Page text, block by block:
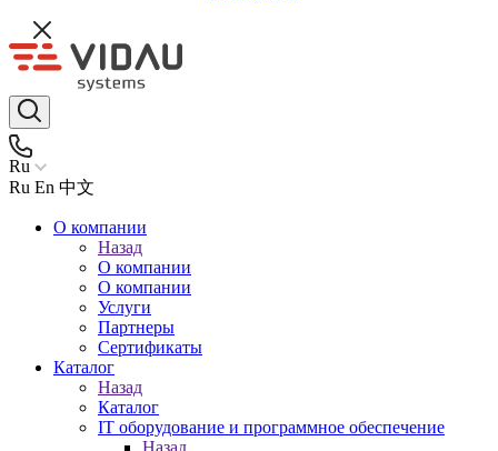
Ru
Ru En 中文
О компании
Назад
О компании
О компании
Услуги
Партнеры
Сертификаты
Каталог
Назад
Каталог
IT оборудование и программное обеспечение
Назад